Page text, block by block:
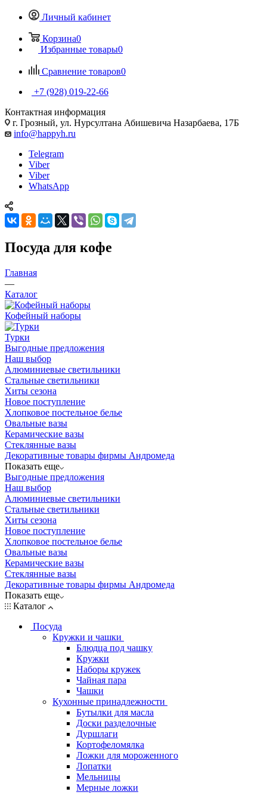
Личный кабинет
Корзина0
Избранные товары0
Сравнение товаров0
+7 (928) 019-22-66
Контактная информация
г. Грозный, ул. Нурсултана Абишевича Назарбаева, 17Б
info@happyh.ru
Telegram
Viber
Viber
WhatsApp
Посуда для кофе
Главная
—
Каталог
Кофейный наборы
Турки
Выгодные предложения
Наш выбор
Алюминиевые светильники
Стальные светильники
Хиты сезона
Новое поступление
Хлопковое постельное белье
Овальные вазы
Керамические вазы
Стеклянные вазы
Декоративные товары фирмы Андромеда
Показать еще
Выгодные предложения
Наш выбор
Алюминиевые светильники
Стальные светильники
Хиты сезона
Новое поступление
Хлопковое постельное белье
Овальные вазы
Керамические вазы
Стеклянные вазы
Декоративные товары фирмы Андромеда
Показать еще
Каталог
Посуда
Кружки и чашки
Блюдца под чашку
Кружки
Наборы кружек
Чайная пара
Чашки
Кухонные принадлежности
Бутылки для масла
Доски разделочные
Дуршлаги
Кортофеломялка
Ложки для мороженного
Лопатки
Мельницы
Мерные ложки